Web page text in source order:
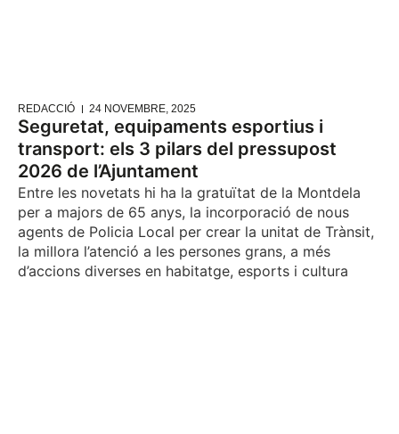
REDACCIÓ 24 NOVEMBRE, 2025
Seguretat, equipaments esportius i
transport: els 3 pilars del pressupost
2026 de l’Ajuntament
Entre les novetats hi ha la gratuïtat de la Montdela
per a majors de 65 anys, la incorporació de nous
agents de Policia Local per crear la unitat de Trànsit,
la millora l’atenció a les persones grans, a més
d’accions diverses en habitatge, esports i cultura